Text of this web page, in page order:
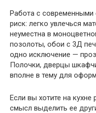
Работа с современными
риск: легко увлечься
неуместна в
позолоты, обои с 3Д
одно исключение —
Полочки, дверцы
вполне в тему для
Если вы хотите на
смысл выделить ее